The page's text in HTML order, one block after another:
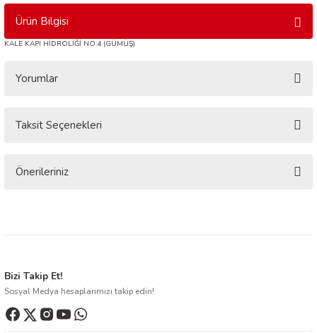
Ürün Bilgisi
KALE KAPI HİDROLİĞİ NO:4 (GÜMÜŞ)
Yorumlar
Bu ürüne ilk yorumu siz yapın!
Taksit Seçenekleri
Önerileriniz
Ürün resmi kalitesiz, bozuk veya görüntülenemiyor.
Ürün açıklamasında eksik bilgiler bulunuyor.
Ürün bilgilerinde hatalar bulunuyor.
Bizi Takip Et!
Sosyal Medya hesaplarımızı takip edin!